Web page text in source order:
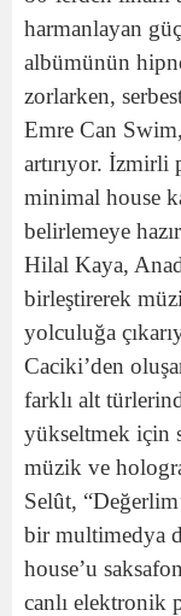
harmanlayan
albümünün
zorlarken,
Emre Can
artırıyor. İzmirli
minimal house
belirlemeye
Hilal Kaya,
birleştirerek
yolculuğa
Caciki’den
farklı alt
yükseltmek için
müzik ve
Selût,
bir multimedya
house’u
canlı elektronik